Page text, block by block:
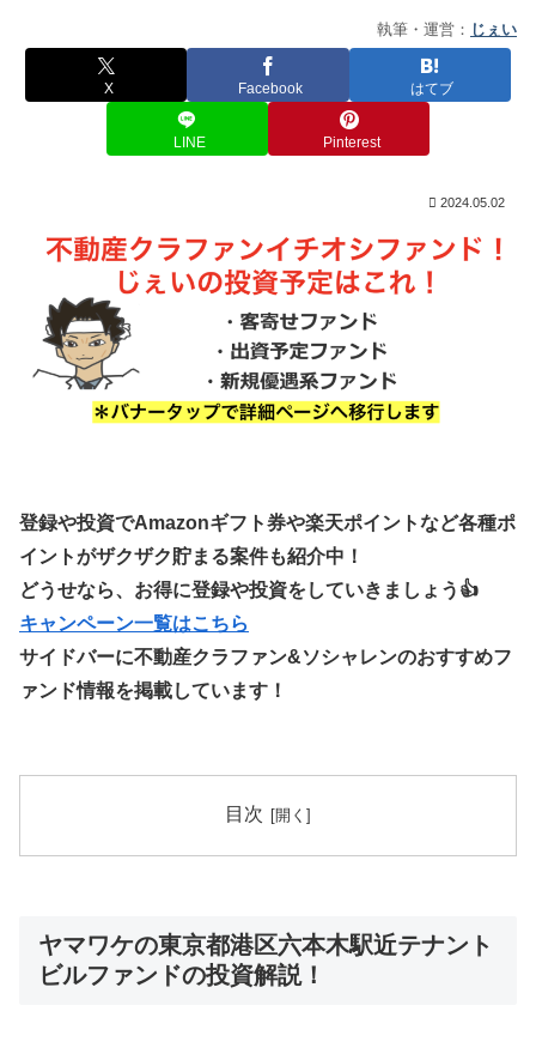
執筆・運営： じぇい
X Facebook はてブ
LINE Pinterest
2024.05.02
登録や投資でAmazonギフト券や楽天ポイントなど各種ポ
イントがザクザク貯まる案件も紹介中！
どうせなら、お得に登録や投資をしていきましょう👍
キャンペーン一覧はこちら
サイドバーに不動産クラファン&ソシャレンのおすすめフ
ァンド情報を掲載しています！
目次
ヤマワケの東京都港区六本木駅近テナント
ビルファンドの投資解説！